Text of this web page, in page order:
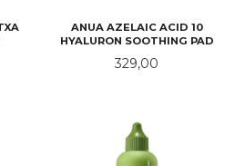
ANUA AZELAIC ACID 10
HYALURON SOOTHING PAD
Pris
329,00